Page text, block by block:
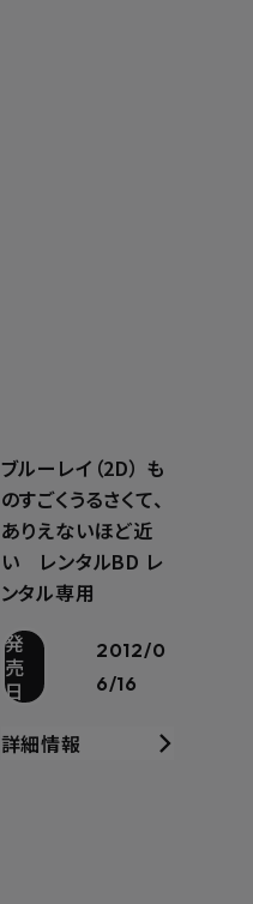
ブルーレイ（2D） も
のすごくうるさくて、
ありえないほど近
い レンタルBD レ
ンタル専用
発
売
日
2012/0
6/16
詳細情報